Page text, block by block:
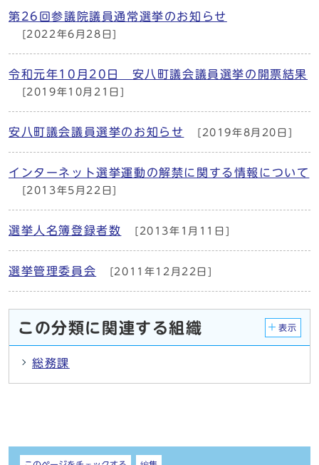
第26回参議院議員通常選挙のお知らせ
[2022年6月28日]
令和元年10月20日 安八町議会議員選挙の開票結果
[2019年10月21日]
安八町議会議員選挙のお知らせ [2019年8月20日]
インターネット選挙運動の解禁に関する情報について
[2013年5月22日]
選挙人名簿登録者数 [2013年1月11日]
選挙管理委員会 [2011年12月22日]
この分類に関連する組織 表示
総務課
しおり